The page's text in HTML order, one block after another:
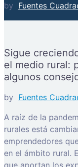
by Fuentes
Sigue
el medio rural:
algunos
by Fuentes
A raíz de la
rurales está
emprendedores
en el ámbito rural.
que aportan los